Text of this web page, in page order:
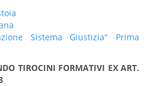
Sistema Giustizia" Prima
TIROCINI FORMATIVI EX ART.